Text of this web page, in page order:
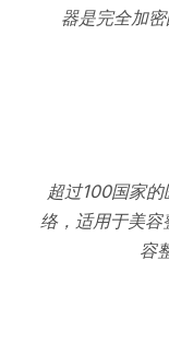
器是完全加
超过100国家
络，适用于美
容